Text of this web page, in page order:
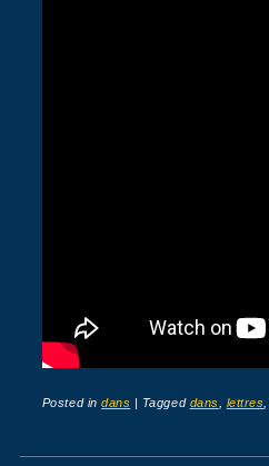
Posted indans | Tagged dans lettres